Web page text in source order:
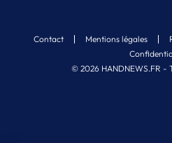
© 2026 HANDNEWS.FR -
Contact Mentions légales